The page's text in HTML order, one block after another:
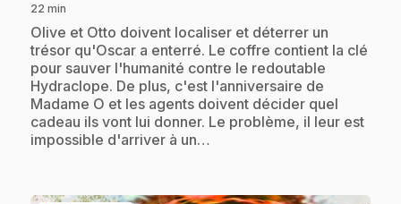
22 min
.Olive et Otto doivent localiser et déterrer un
trésor qu'Oscar a enterré. Le coffre contient la clé
pour sauver l'humanité contre le redoutable
Hydraclope. De plus, c'est l'anniversaire de
Madame O et les agents doivent décider quel
cadeau ils vont lui donner. Le problème, il leur est
impossible d'arriver à un…